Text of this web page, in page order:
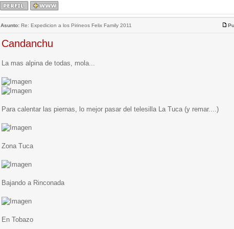
Asunto:Re: Expedicion a los Pirineos Felix Family 2011
Candanchu
La mas alpina de todas, mola...
Para calentar las piernas, lo mejor pasar del telesilla La Tuca (y remar....)
Zona Tuca
Bajando a Rinconada
En Tobazo